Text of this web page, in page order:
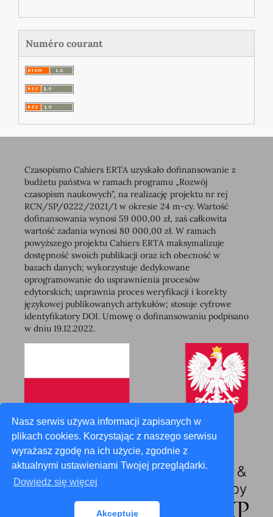
Nasz serwis używa informacji zapisanych w
plikach cookies. Korzystając z naszego serwisu
wyrażasz zgodę na ich użycie, zgodnie z
aktualnymi ustawieniami Twojej przeglądarki.
Dowiedz się więcej
Akceptuję
Numéro courant
Czasopismo Cahiers ERTA uzyskało dofinansowanie z
budżetu państwa w ramach programu „Rozwój
czasopism naukowych”, na realizację projektu nr rej
RCN/SP/0222/2021/1 w okresie 24 m-cy. Wartość
dofinansowania wynosi 59 000,00 zł, zaś całkowita
wartość zadania wynosi 80 000,00 zł. W ramach
powyższego projektu Cahiers ERTA maksymalizuje
dostępność swoich publikacji oraz ich obecność w
bazach danych; wykorzystuje dedykowane
oprogramowanie do usprawnienia procesów
edytorskich; usprawnia proces weryfikacji i korekty
językowej publikowanych artykułów; stosuje cyfrowe
identyfikatory DOI. Umowę o dofinansowaniu podpisano
w dniu 19.12.2022.